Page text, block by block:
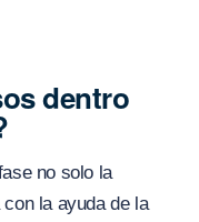
dentro
no solo la
la ayuda de la